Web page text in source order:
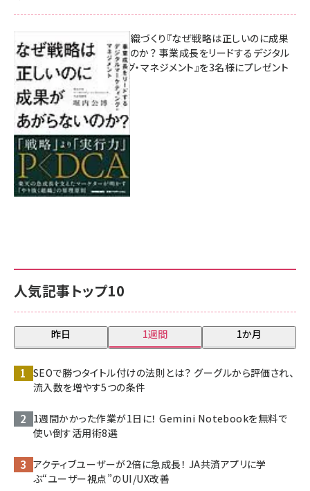
人気記事トップ10
昨日 1週間 1か月
SEOで勝つタイトル付けの法則とは？ グーグルから評価され、
流入数を増やす5つの条件
1週間かかった作業が1日に！ Gemini Notebookを無料で
使い倒す活用術8選
アクティブユーザーが2倍に急成長！ JA共済アプリに学
ぶ“ユーザー視点”のUI/UX改善
成果を生む組織づくり『なぜ戦略は正しいのに成果
があがらないのか？ 事業成長をリードするデジタル
マーケティング・マネジメント』を3名様にプレゼント
8月7日 10:00